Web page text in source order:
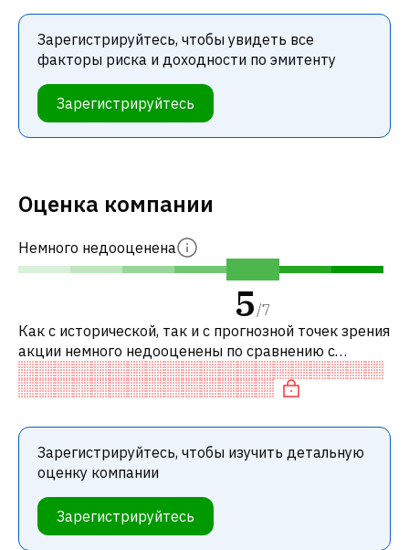
Зарегистрируйтесь, чтобы увидеть все
факторы риска и доходности по эмитенту
Зарегистрируйтесь
Оценка компании
Немного недооценена
5 /7
Как с исторической, так и с прогнозной точек зрения
акции немного недооценены по сравнению с
аналогичными акциями. В частности, акция
переоценена по EV/EBITDA.
Зарегистрируйтесь, чтобы изучить детальную
оценку компании
Зарегистрируйтесь